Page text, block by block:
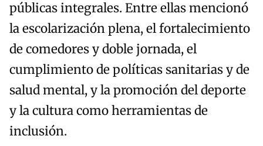
públicas integrales. Entre ellas mencionó
la escolarización plena, el fortalecimiento
de comedores y doble jornada, el
cumplimiento de políticas sanitarias y de
salud mental, y la promoción del deporte
y la cultura como herramientas de
inclusión.